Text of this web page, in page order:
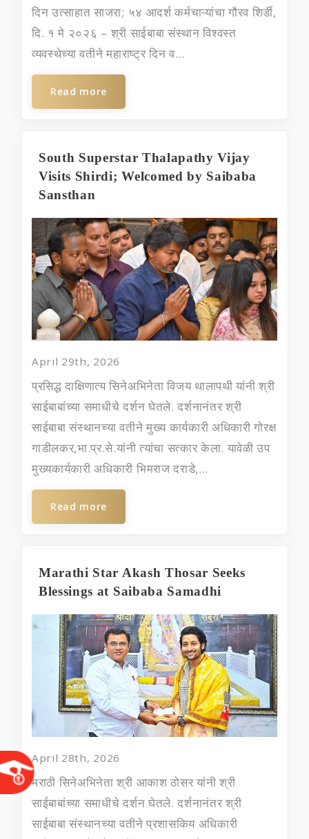
दिन उत्साहात साजरा; ५४ आदर्श कर्मचाऱ्यांचा गौरव शिर्डी,
दि. १ मे २०२६ – श्री साईबाबा संस्थान विश्वस्त
व्यवस्थेच्या वतीने महाराष्ट्र दिन व...
Read more
South Superstar Thalapathy Vijay
Visits Shirdi; Welcomed by Saibaba
Sansthan
April 29th, 2026
प्रसिद्ध दाक्षिणात्य सिनेअभिनेता विजय थालापथी यांनी श्री
साईबाबांच्या समाधीचे दर्शन घेतले. दर्शनानंतर श्री
साईबाबा संस्थानच्या वतीने मुख्‍य कार्यकारी अधिकारी गोरक्ष
गाडीलकर,भा.प्र.से.यांनी त्यांचा सत्कार केला. यावेळी उप
मुख्‍यकार्यकारी अधिकारी भिमराज दराडे,...
Read more
Marathi Star Akash Thosar Seeks
Blessings at Saibaba Samadhi
April 28th, 2026
मराठी सिनेअभिनेता श्री आकाश ठोसर यांनी श्री
साईबाबांच्या समाधीचे दर्शन घेतले. दर्शनानंतर श्री
साईबाबा संस्थानच्या वतीने प्रशासकिय अधिकारी